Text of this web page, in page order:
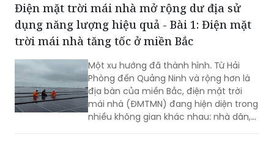
Điện mặt trời mái nhà mở rộng dư địa sử
dụng năng lượng hiệu quả - Bài 1: Điện mặt
trời mái nhà tăng tốc ở miền Bắc
Một xu hướng đã thành hình. Từ Hải
Phòng đến Quảng Ninh và rộng hơn là
địa bàn của miền Bắc, điện mặt trời
mái nhà (ĐMTMN) đang hiện diện trong
nhiều không gian khác nhau: nhà dân,